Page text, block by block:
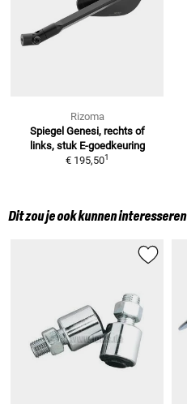
Rizoma
Spiegel Genesi, rechts of
links, stuk E-goedkeuring
€ 195,501
Dit zou je ook kunnen interesseren